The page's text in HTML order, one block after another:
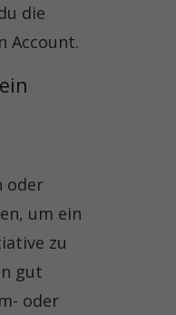
die
Account.
oder
um ein
zu
gut
oder